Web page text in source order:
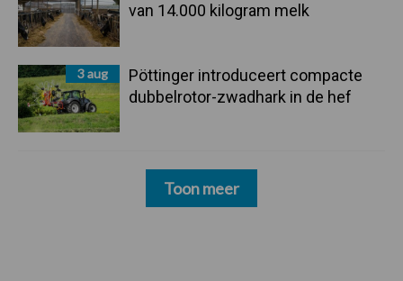
van 14.000 kilogram melk
3 aug
Pöttinger introduceert compacte
dubbelrotor-zwadhark in de hef
Toon meer